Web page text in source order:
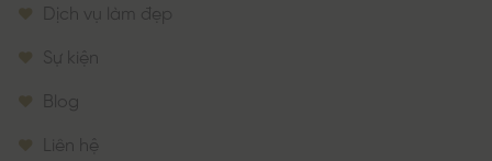
Dịch vụ làm đẹp
Sự kiện
Blog
Liên hệ